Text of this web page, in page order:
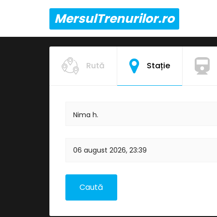
MersulTrenurilor.ro
Rută Stație
Nima h.